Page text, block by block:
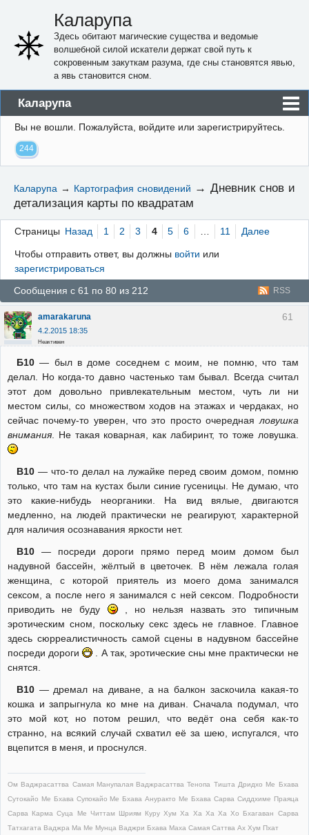
Каларупа
Здесь обитают магические существа и ведомые
волшебной силой искатели держат свой путь к
сокровенным закуткам разума, где сны становятся явью,
а явь становится сном.
Каларупа
Блог
Форум
Правила
Регистрация
Вход
Вы не вошли. Пожалуйста, войдите или зарегистрируйтесь.
244
Каларупа → Картография сновидений → Дневник снов и
детализация карты по квадратам
Страницы Назад 1 2 3 4 5 6 … 11 Далее
Чтобы отправить ответ, вы должны войти или
зарегистрироваться
RSS
Сообщения с 61 по 80 из 212
61
amarakaruna
4.2.2015 18:35
Неактивен
Б10— был в доме соседнем с моим, не помню, что там
делал. Но когда-то давно частенько там бывал. Всегда считал
этот дом довольно привлекательным местом, чуть ли ни
местом силы, со множеством ходов на этажах и чердаках, но
сейчас почему-то уверен, что это просто очередная ловушка
внимания . Не такая коварная, как лабиринт, то тоже ловушка.
В10— что-то делал на лужайке перед своим домом, помню
только, что там на кустах были синие гусеницы. Не думаю, что
это какие-нибудь неорганики. На вид вялые, двигаются
медленно, на людей практически не реагируют, характерной
для наличия осознавания яркости нет.
В10— посреди дороги прямо перед моим домом был
надувной бассейн, жёлтый в цветочек. В нём лежала голая
женщина, с которой приятель из моего дома занимался
сексом, а после него я занимался с ней сексом. Подробности
приводить не буду
, но нельзя назвать это типичным
эротическим сном, поскольку секс здесь не главное. Главное
здесь сюрреалистичность самой сцены в надувном бассейне
посреди дороги
. А так, эротические сны мне практически не
снятся.
В10— дремал на диване, а на балкон заскочила какая-то
кошка и запрыгнула ко мне на диван. Сначала подумал, что
это мой кот, но потом решил, что ведёт она себя как-то
странно, на всякий случай схватил её за шею, испугался, что
вцепится в меня, и проснулся.
Ом Ваджрасаттва Самая Манупалая Ваджрасаттва Тенопа Тишта Дридхо Ме Бхава
Сутокайо Ме Бхава Супокайо Ме Бхава Ануракто Ме Бхава Сарва Сиддхиме Праяца
Сарва Карма Суца Ме Читтам Шриям Куру Хум Ха Ха Ха Ха Хо Бхагаван Сарва
Татхагата Ваджра Ма Ме Мунца Ваджри Бхава Маха Самая Саттва Ах Хум Пхат